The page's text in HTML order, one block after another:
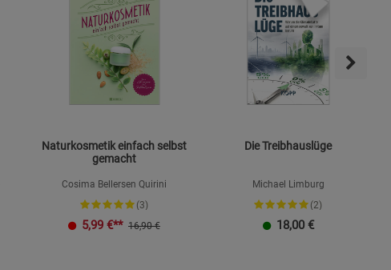
Naturkosmetik einfach selbst
gemacht
Cosima Bellersen Quirini
(3)
5,99 €** 16,90 €
Die Treibhauslüge
Michael Limburg
(2)
18,00 €